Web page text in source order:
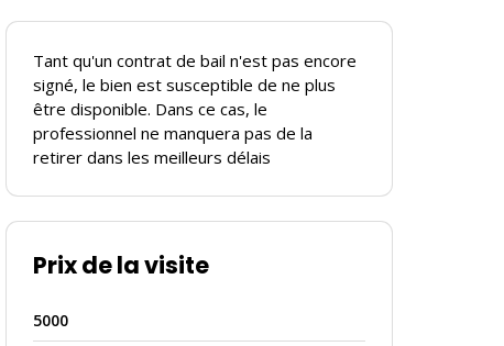
Tant qu'un contrat de bail n'est pas encore
signé, le bien est susceptible de ne plus
être disponible. Dans ce cas, le
professionnel ne manquera pas de la
retirer dans les meilleurs délais
Prix de la visite
5000